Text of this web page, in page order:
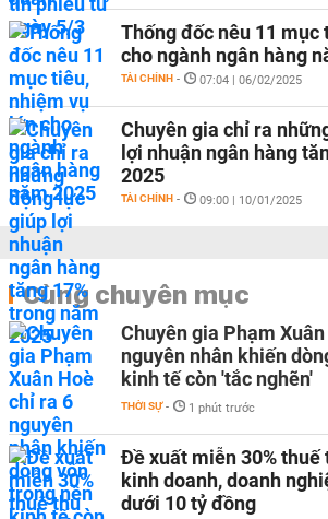
Thống đốc nêu 11 mục
cho ngành ngân hàng
TÀI CHÍNH - 07:04 | 06/02/2025
Chuyên gia chỉ ra
lợi nhuận ngân hàng
2025
TÀI CHÍNH - 09:00 | 10/01/2025
Cùng chuyên mục
Chuyên gia Phạm
nguyên nhân khiến
kinh tế còn 'tắc nghẽn'
THỜI SỰ - 1 phút trước
Đề xuất miễn 30% thuế
kinh doanh, doanh
dưới 10 tỷ đồng